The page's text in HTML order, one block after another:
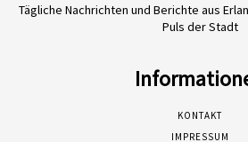
Tägliche Nachrichten und Berichte aus
Puls der Stadt
KONTAKT
IMPRESSUM